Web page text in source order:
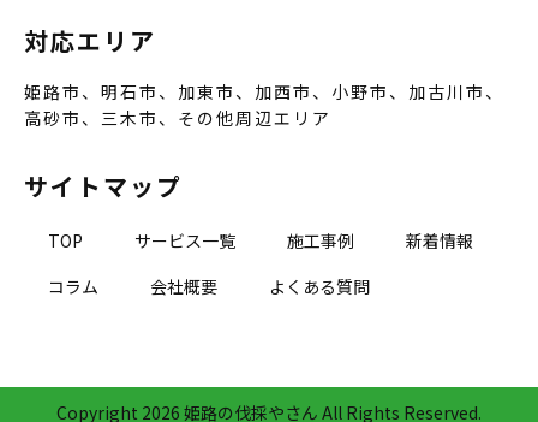
対応エリア
姫路市、明石市、加東市、加西市、小野市、加古川市、
高砂市、三木市、その他周辺エリア
サイトマップ
TOP サービス一覧 施工事例
新着情報
コラム
会社概要 よくある質問
Copyright 2026 姫路の伐採やさん All Rights Reserved.